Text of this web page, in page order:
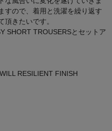
すので、着用と洗濯を繰り返す
きたいです。
SHORT TROUSERSとセットア
RESILIENT FINISH